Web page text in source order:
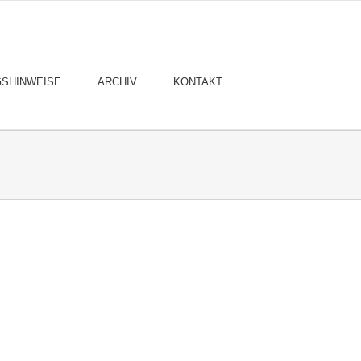
ARCHIV KONTAKT